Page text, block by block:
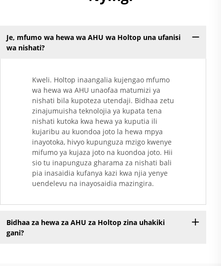
Je, mfumo wa hewa wa AHU wa Holtop una ufanisi
wa nishati?
Kweli. Holtop inaangalia kujengao mfumo
wa hewa wa AHU unaofaa matumizi ya
nishati bila kupoteza utendaji. Bidhaa zetu
zinajumuisha teknolojia ya kupata tena
nishati kutoka kwa hewa ya kuputia ili
kujaribu au kuondoa joto la hewa mpya
inayotoka, hivyo kupunguza mzigo kwenye
mifumo ya kujaza joto na kuondoa joto. Hii
sio tu inapunguza gharama za nishati bali
pia inasaidia kufanya kazi kwa njia yenye
uendelevu na inayosaidia mazingira.
Bidhaa za hewa za AHU za Holtop zina uhakiki
gani?